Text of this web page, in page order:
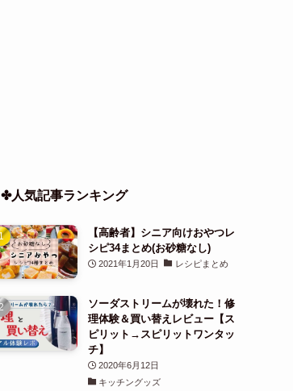
✤人気記事ランキング
【高齢者】シニア向けおやつレ
シピ34まとめ(お砂糖なし)
2021年1月20日 レシピまとめ
ソーダストリームが壊れた！修
理体験＆買い替えレビュー【ス
ピリット→スピリットワンタッ
チ】
2020年6月12日
キッチングッズ